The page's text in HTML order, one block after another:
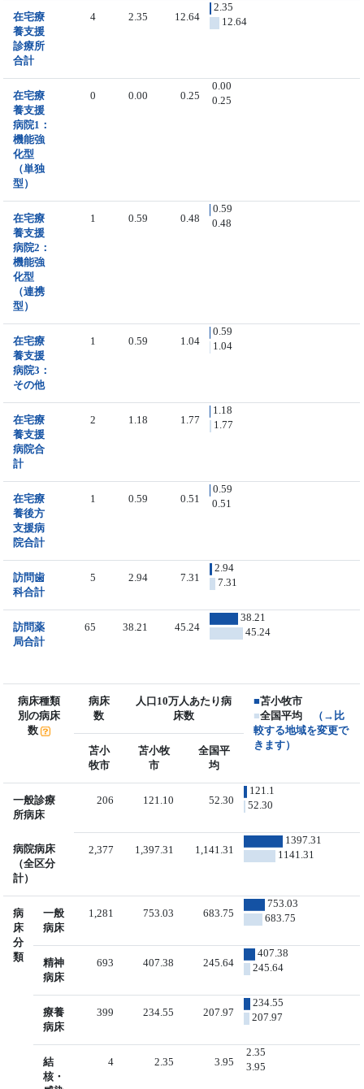
在宅療
養支援
診療所
合計
4 2.35 12.64
2.35
12.64
在宅療
養支援
病院1：
機能強
化型
（単独
型）
0 0.00 0.25
0.00
0.25
在宅療
養支援
病院2：
機能強
化型
（連携
型）
1 0.59 0.48
0.59
0.48
在宅療
養支援
病院3：
その他
1 0.59 1.04
0.59
1.04
在宅療
養支援
病院合
計
2 1.18 1.77
1.18
1.77
在宅療
養後方
支援病
院合計
1 0.59 0.51
0.59
0.51
訪問歯
科合計
5 2.94 7.31
2.94
7.31
訪問薬
局合計
65 38.21 45.24
38.21
45.24
病床種類
別の病床
数
病床
数
人口10万人あたり病
床数
■苫小牧市
■全国平均
（→比
較する地域を変更で
きます）
苫小
牧市
苫小牧
市
全国平
均
一般診療
所病床
206 121.10 52.30
121.1
52.30
病院病床
（全区分
計）
2,377 1,397.31 1,141.31
1397.31
1141.31
病
床
分
類
一般
病床
1,281 753.03 683.75
753.03
683.75
精神
病床
693 407.38 245.64
407.38
245.64
療養
病床
399 234.55 207.97
234.55
207.97
結
核・
4 2.35 3.95
2.35
3.95